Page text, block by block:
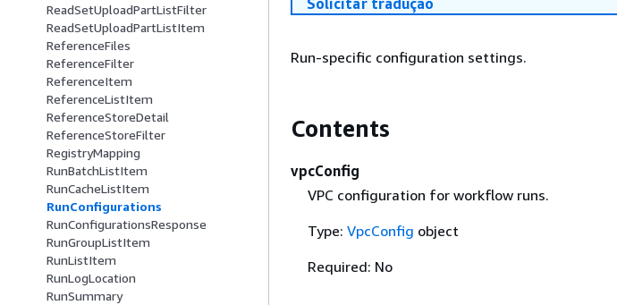
ReadSetUploadPartListFilter
ReadSetUploadPartListItem
ReferenceFiles
ReferenceFilter
ReferenceItem
ReferenceListItem
ReferenceStoreDetail
ReferenceStoreFilter
RegistryMapping
RunBatchListItem
RunCacheListItem
RunConfigurations
RunConfigurationsResponse
RunGroupListItem
RunListItem
RunLogLocation
RunSummary
Solicitar tradução
Run-specific configuration settings.
Contents
vpcConfig
VPC configuration for workflow runs.
Type: VpcConfig object
Required: No